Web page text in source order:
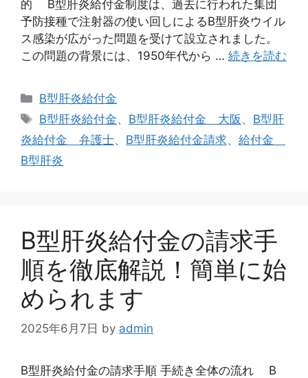
的 B型肝炎給付金制度は、過去に行われた集団
予防接種で注射器の使い回しによるB型肝炎ウイル
ス感染が広がった問題を受けて設立されました。
この問題の背景には、1950年代から … 続きを読む
カ
テ
リ
ー
B型肝炎給付金
タ
グ
B型肝炎給付金、 B型肝炎給付金 大阪 、 B型肝
炎給付金 弁護士、 B型肝炎給付金請求、 給付金
B型肝炎
B型肝炎給付金の請求手
順を徹底解説！簡単に始
められます
2025年6月7日 by admin
B型肝炎給付金の請求手順 手続き全体の流れ B